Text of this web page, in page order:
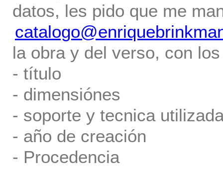
datos, les pido que me
la obra y del verso, con
- título
- dimensiónes
- soporte y tecnica
- año de creación
- Procedencia